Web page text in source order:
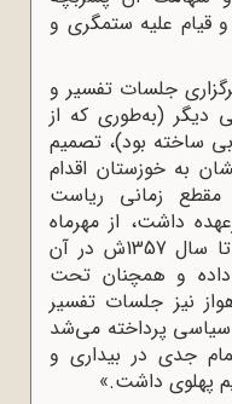
و قیام علیه ستمگری و
جلسات تفسیر و
دیگر (به‌طوری که از
ساخته بود)، تصمیم
به خوزستان اقدام
مقطع زمانی ریاست
داشت، از مهرماه
سال 1353ش به اهواز منتقل و تا سال 1357ش در آن
داده و همچنان تحت
نیز جلسات تفسیر
سیاسی پرداخته می‌شد
جدی در بیداری و
پهلوی داشت.»